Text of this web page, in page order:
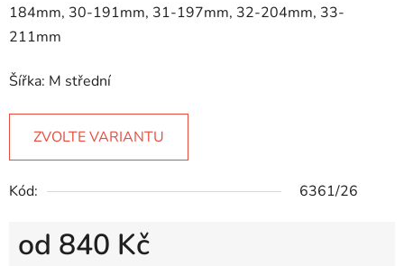
184mm, 30-191mm, 31-197mm, 32-204mm, 33-
211mm
Šířka: M střední
ZVOLTE VARIANTU
Kód: 6361/26
od 840 Kč